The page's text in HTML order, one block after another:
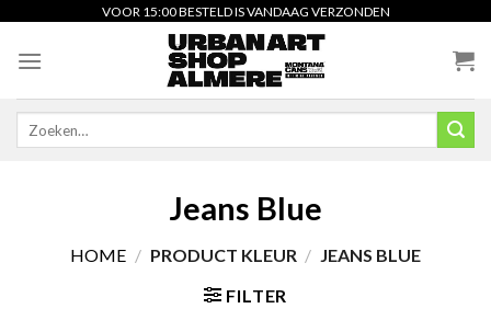
content
VOOR 15:00 BESTELD IS VANDAAG VERZONDEN
Jeans Blue
HOME / PRODUCT KLEUR / JEANS BLUE
FILTER